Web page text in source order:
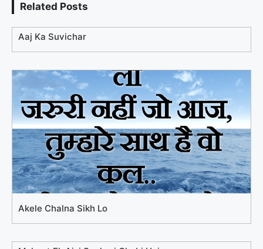
Related Posts
Aaj Ka Suvichar
Akele Chalna Sikh Lo